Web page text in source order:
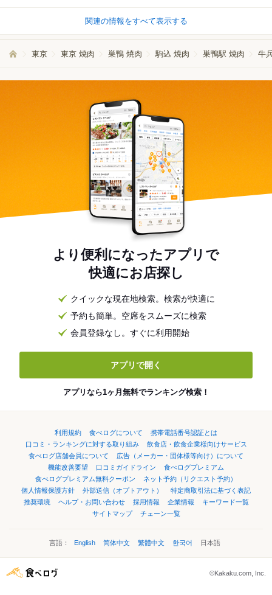
関連の情報をすべて表示する
東京 東京 焼肉 巣鴨 焼肉 駒込 焼肉 巣鴨駅 焼肉 牛
より便利になったアプリで
快適にお店探し
クイックな現在地検索。検索が快適に
予約も簡単。空席をスムーズに検索
会員登録なし。すぐに利用開始
アプリで開く
アプリなら1ヶ月無料でランキング検索！
利用規約 食べログについて
携帯電話番号認証とは
口コミ・ランキングに対する取り組み
飲食店・飲食企業様向けサービス
食べログ店舗会員について
広告（メーカー・団体様等向け）について
機能改善要望
口コミガイドライン
食べログプレミアム
食べログプレミアム無料クーポン
ネット予約（リクエスト予約）
個人情報保護方針
外部送信（オプトアウト）
特定商取引法に基づく表記
推奨環境
ヘルプ・お問い合わせ 採用情報 企業情報
キーワード一覧
サイトマップ
チェーン一覧
言語： English 简体中文 繁體中文 한국어 日本語
©Kakaku.com, Inc.